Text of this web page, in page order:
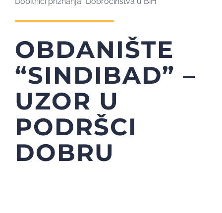
OBDANIŠTE
“SINDIBAD” –
UZOR U
PODRŠCI
DOBRU